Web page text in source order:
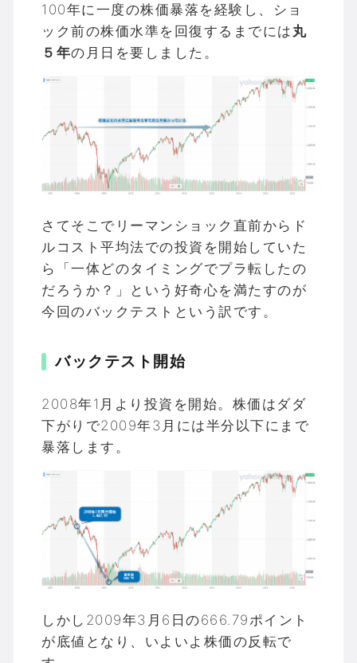
100年に一度の株価暴落を経験し、ショ
ック前の株価水準を回復するまでには 丸
５年の月日を要しました。
さてそこでリーマンショック直前からド
ルコスト平均法での投資を開始していた
ら「一体どのタイミングでプラ転したの
だろうか？」という好奇心を満たすのが
今回のバックテストという訳です。
バックテスト開始
2008年1月より投資を開始。株価はダダ
下がりで2009年3月には半分以下にまで
暴落します。
しかし2009年3月6日の666.79ポイント
が底値となり、いよいよ株価の反転で